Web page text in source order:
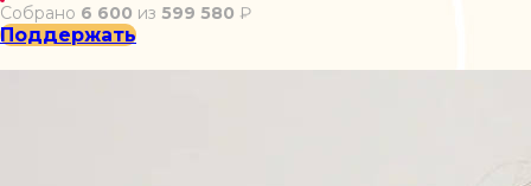
Собрано 6 600 из 599 580 ₽
Поддержать